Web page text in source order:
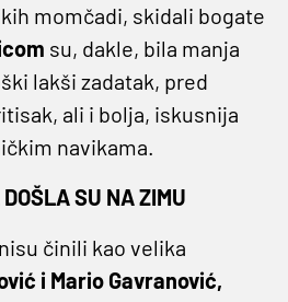
momčadi, skidali bogate
su, dakle, bila manja
lakši zadatak, pred
ali i bolja, iskusnija
navikama.
SU NA ZIMU
činili kao velika
i Mario Gavranović,